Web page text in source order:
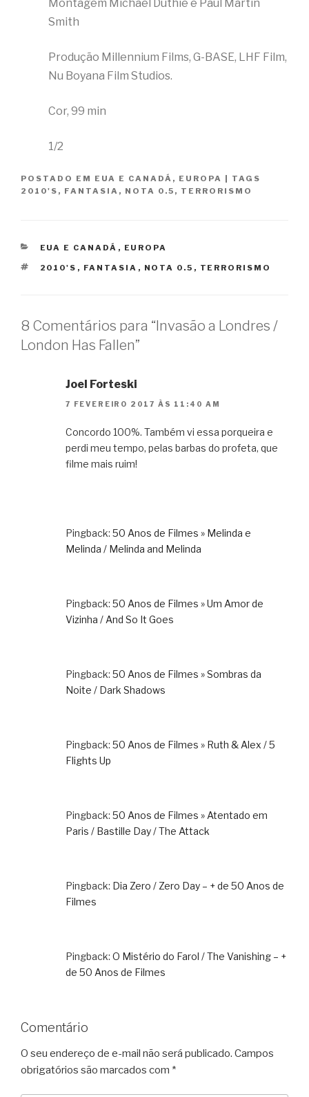
Montagem Michael Duthie e Paul Martin
Smith
Produção Millennium Films, G-BASE, LHF Film,
Nu Boyana Film Studios.
Cor, 99 min
1/2
POSTADO EM EUA E CANADÁ , EUROPA
TAGS
2010'S , FANTASIA , NOTA 0.5 , TERRORISMO
CATEGORIAS
EUA E CANADÁ , EUROPA
TAGS
2010'S , FANTASIA , NOTA 0.5 , TERRORISMO
8 Comentários para “Invasão a Londres /
London Has Fallen”
Joel Forteski
7 FEVEREIRO 2017 ÀS 11:40 AM
Concordo 100%. Também vi essa porqueira e
perdi meu tempo, pelas barbas do profeta, que
filme mais ruim!
Pingback: 50 Anos de Filmes » Melinda e
Melinda / Melinda and Melinda
Pingback: 50 Anos de Filmes » Um Amor de
Vizinha / And So It Goes
Pingback: 50 Anos de Filmes » Sombras da
Noite / Dark Shadows
Pingback: 50 Anos de Filmes » Ruth & Alex / 5
Flights Up
Pingback: 50 Anos de Filmes » Atentado em
Paris / Bastille Day / The Attack
Pingback: Dia Zero / Zero Day – + de 50 Anos de
Filmes
Pingback: O Mistério do Farol / The Vanishing – +
de 50 Anos de Filmes
Comentário
O seu endereço de e-mail não será publicado. Campos
obrigatórios são marcados com *